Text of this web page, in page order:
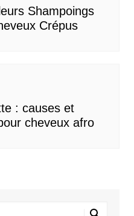
Shampoings
Crépus
: causes et
cheveux afro